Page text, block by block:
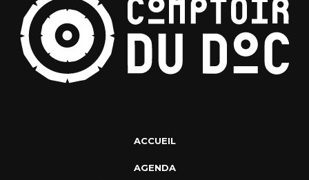
ACCUEIL
AGENDA